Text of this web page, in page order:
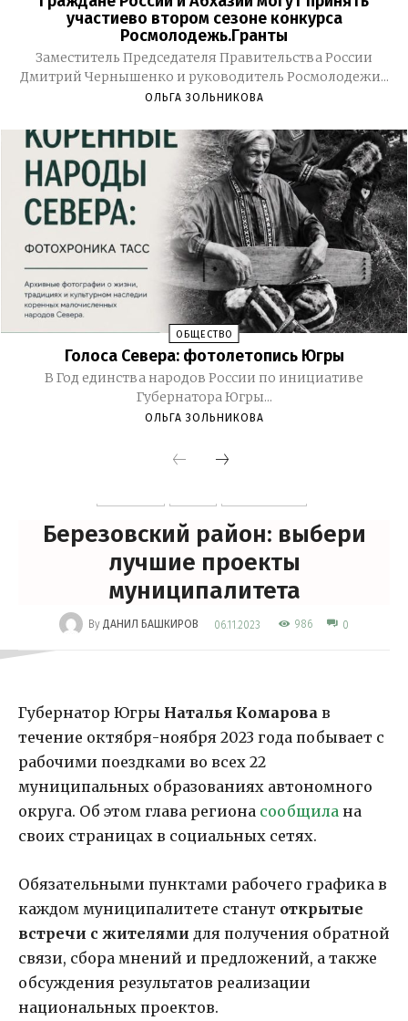
участиево втором сезоне конкурса
Росмолодежь.Гранты
Заместитель Председателя Правительства России
Дмитрий Чернышенко и руководитель Росмолодежи...
ОЛЬГА ЗОЛЬНИКОВА
ОБЩЕСТВО
Голоса Севера: фотолетопись Югры
В Год единства народов России по инициативе
Губернатора Югры...
ОЛЬГА ЗОЛЬНИКОВА